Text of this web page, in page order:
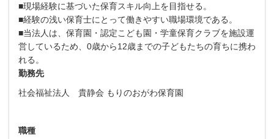
■現場経験に基づいた保育スキル向上を目指せる。
■経験の浅い保育士にとって働きやすい職場環境である。
■当法人は、保育園・認定こども園・学童保育クラブを施設運
営しているため、0歳から12歳までの子どもたちの育ちに携わ
れる。
勤務先
社会福祉法人 貴静会 もりのおがわ保育園
職種